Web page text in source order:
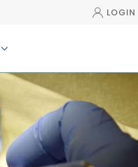
LOGIN